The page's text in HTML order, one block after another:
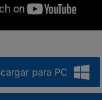
para PC